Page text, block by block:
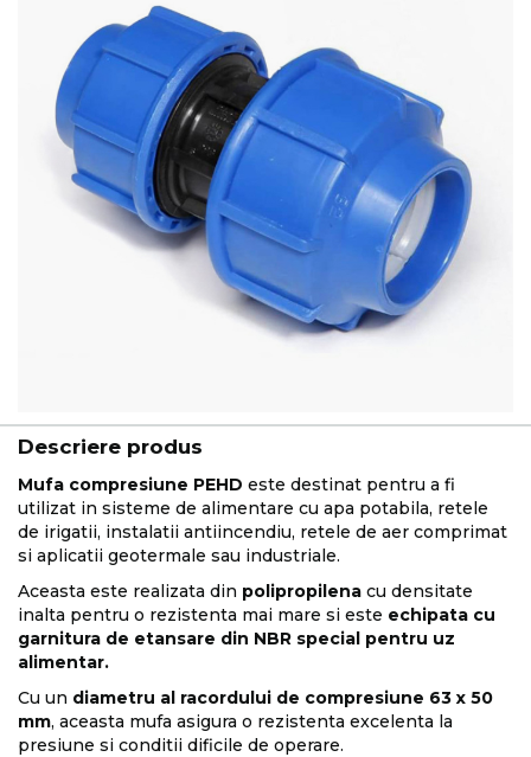
Descriere produs
Mufa compresiune PEHD este destinat pentru a fi
utilizat in sisteme de alimentare cu apa potabila, retele
de irigatii, instalatii antiincendiu, retele de aer comprimat
si aplicatii geotermale sau industriale.
Aceasta este realizata din polipropilena cu densitate
inalta pentru o rezistenta mai mare si este echipata cu
garnitura de etansare din NBR special pentru uz
alimentar.
Cu un diametru al racordului de compresiune 63 x 50
mm, aceasta mufa asigura o rezistenta excelenta la
presiune si conditii dificile de operare.